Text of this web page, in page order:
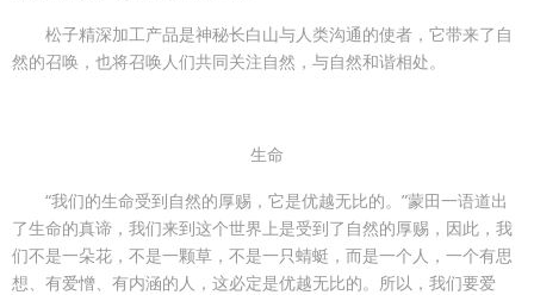
松子精深加工产品是神秘长白山与人类沟通的使者，它带来了自
然的召唤，也将召唤人们共同关注自然，与自然和谐相处。
生命
“我们的生命受到自然的厚赐，它是优越无比的。”蒙田一语道出
了生命的真谛，我们来到这个世界上是受到了自然的厚赐，因此，我
们不是一朵花，不是一颗草，不是一只蜻蜓，而是一个人，一个有思
想、有爱憎、有内涵的人，这必定是优越无比的。所以，我们要爱